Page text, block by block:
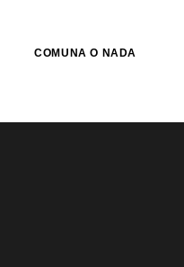
COMUNA O NADA